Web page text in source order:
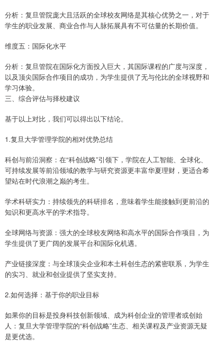
分析：复旦管院庞大且活跃的全球校友网络是其核心优势之一，对于
学生的职业发展、商业合作与人脉拓展具有不可估量的长期价值。
维度五：国际化水平
分析：复旦管院在国际化方面投入巨大，其国际课程的广度与深度，
以及顶尖国际合作项目的成功，为学生提供了无与伦比的全球视野和
学习体验。
三、综合评估与择校建议
基于以上对比，我们可以得出以下结论。
1.复旦大学管理学院的相对优势总结
科创与前沿洞察：在“科创战略”引领下，学院在人工智能、全球化、
可持续发展等前沿领域的教学与研究资源更丰富华夏理财，更适合希
望站在时代浪潮之巅的考生。
学术科研实力：持续领先的科研排名，意味着学生能接触到更前沿的
知识和更高水平的学术指导。
全球网络与资源：强大的全球校友网络和高水平的国际合作项目，为
学生提供了更广阔的发展平台和国际化机遇。
产业链接深度：与全球顶尖企业和本土科创生态的紧密联系，为学生
的实习、就业和创业提供了坚实支持。
2.如何选择：基于你的职业目标
如果你的目标是投身科技创新领域、成为科创企业的管理者或创始
人：复旦大学管理学院的“科创战略”生态、相关课程及产业资源无疑
是更优选。